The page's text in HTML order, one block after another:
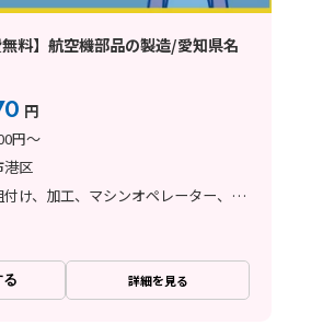
無料】航空機部品の製造/愛知県名
円
円～
港区
検査、組立・組付け、加工、マシンオペレーター、クリーンルーム、清掃・洗浄、品質管理、メンテナンス・保全、フォークリフト、玉掛け・クレーン、ライン作業、鋳造・鍛造、立ち作業、溶接、塗装、バリ取り、その他
る 詳細を見る